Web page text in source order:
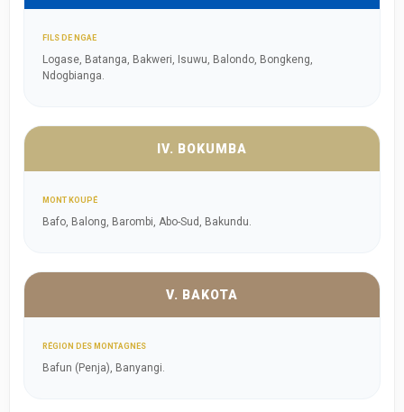
FILS DE NGAE
Logase, Batanga, Bakweri, Isuwu, Balondo, Bongkeng,
Ndogbianga.
IV. BOKUMBA
MONT KOUPÉ
Bafo, Balong, Barombi, Abo-Sud, Bakundu.
V. BAKOTA
RÉGION DES MONTAGNES
Bafun (Penja), Banyangi.